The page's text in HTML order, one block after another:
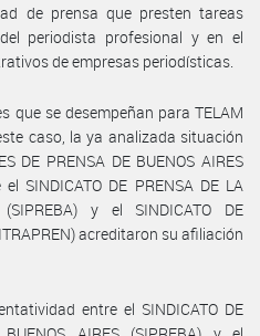
de prensa que presten tareas
periodista profesional y en el
de empresas periodísticas.
que se desempeñan para TELAM
caso, la ya analizada situación
DE PRENSA DE BUENOS AIRES
SINDICATO DE PRENSA DE LA
y el SINDICATO DE
acreditaron su afiliación
entre el SINDICATO DE